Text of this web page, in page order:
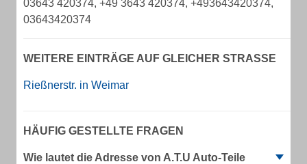
03643 420374, +49 3643 420374, +493643420374,
03643420374
WEITERE EINTRÄGE AUF GLEICHER STRASSE
Rießnerstr. in Weimar
HÄUFIG GESTELLTE FRAGEN
Wie lautet die Adresse von A.T.U Auto-Teile